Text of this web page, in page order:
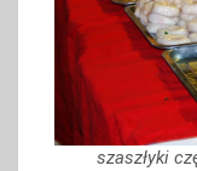
szaszłyki